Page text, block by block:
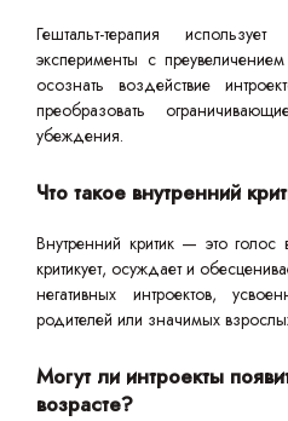
Гештальт-терапия
эксперименты с
осознать воздействие
преобразовать
убеждения.
Что такое внутренний
Внутренний критик — это голос
критикует, осуждает и
негативных интроектов,
родителей или значимых
Могут ли интроекты
возрасте?